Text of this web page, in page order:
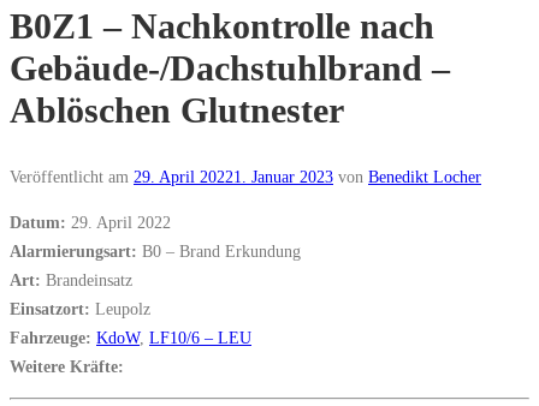
B0Z1 – Nachkontrolle nach
Gebäude-/Dachstuhlbrand –
Ablöschen Glutnester
Veröffentlicht am 29. April 20221. Januar 2023 von Benedikt Locher
Datum: 29. April 2022
Alarmierungsart: B0 – Brand Erkundung
Art: Brandeinsatz
Einsatzort: Leupolz
Fahrzeuge: KdoW, LF10/6 – LEU
Weitere Kräfte: